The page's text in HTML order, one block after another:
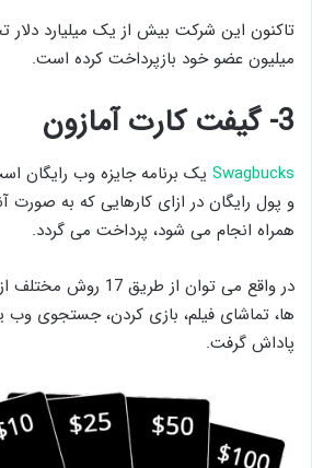
میلیون عضو خود بازپرداخت کرده است.
3- گیفت کارت آمازون
Swagbucks یک برنامه جایزه وب رایگان
و پول رایگان در ازای کارهایی که به صورت
همراه انجام می شود، پرداخت می گردد.
در واقع می توان از
ها، تماشای فیلم، بازی کردن، جستجوی وب
پاداش گرفت.